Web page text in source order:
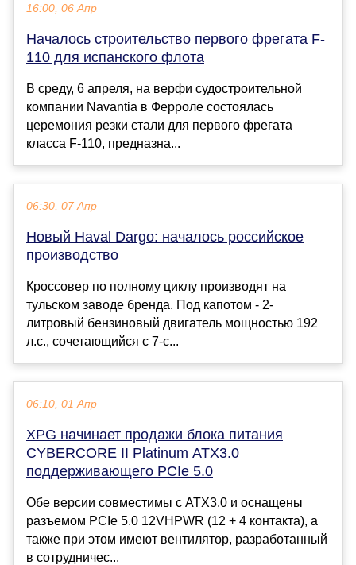
16:00, 06 Апр
Началось строительство первого фрегата F-
110 для испанского флота
В среду, 6 апреля, на верфи судостроительной
компании Navantia в Ферроле состоялась
церемония резки стали для первого фрегата
класса F-110, предназна...
06:30, 07 Апр
Новый Haval Dargo: началось российское
производство
Кроссовер по полному циклу производят на
тульском заводе бренда. Под капотом - 2-
литровый бензиновый двигатель мощностью 192
л.с., сочетающийся с 7-с...
06:10, 01 Апр
XPG начинает продажи блока питания
CYBERCORE II Platinum ATX3.0
поддерживающего PCIe 5.0
Обе версии совместимы с ATX3.0 и оснащены
разъемом PCIe 5.0 12VHPWR (12 + 4 контакта), а
также при этом имеют вентилятор, разработанный
в сотрудничес...